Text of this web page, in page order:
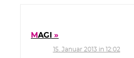
MAGI
15. Januar 2013 in 12:02